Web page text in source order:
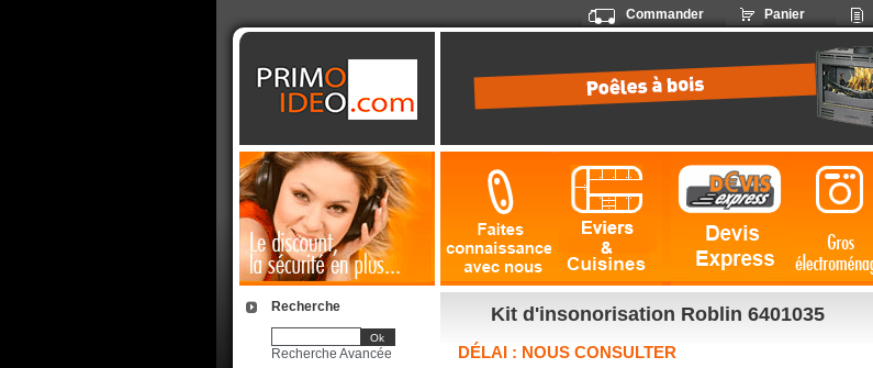
Panier
Commander
Recherche
Recherche Avancée
Kit d'insonorisation Roblin 6401035
DÉLAI : NOUS CONSULTER